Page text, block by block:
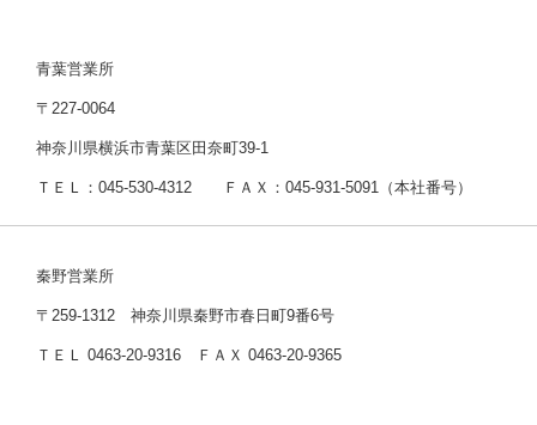
青葉営業所
〒227-0064
神奈川県横浜市青葉区田奈町39-1
ＴＥＬ：045-530-4312 ＦＡＸ：045-931-5091（本社番号）
秦野営業所
〒259-1312 神奈川県秦野市春日町9番6号
ＴＥＬ 0463-20-9316 ＦＡＸ 0463-20-9365